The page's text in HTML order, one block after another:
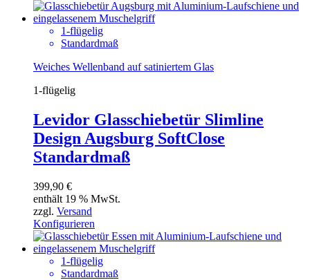
1-flügelig
Standardmaß
Weiches Wellenband auf satiniertem Glas
1-flügelig
Levidor Glasschiebetür Slimline
Design Augsburg SoftClose
Standardmaß
399,90 €
enthält 19 % MwSt.
zzgl. Versand
Konfigurieren
1-flügelig
Standardmaß